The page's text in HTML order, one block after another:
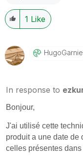
1 Like
In response to
Bonjour,
J'ai utilisé cette
produit a une date de
celles présentes